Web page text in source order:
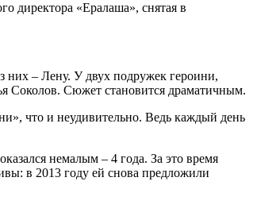
директора «Ералаша», снятая в
них – Лену. У двух подружек героини,
Соколов. Сюжет становится драматичным.
что и неудивительно. Ведь каждый день
немалым – 4 года. За это время
в 2013 году ей снова предложили